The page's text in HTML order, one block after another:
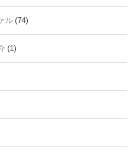
ル (74)
(1)